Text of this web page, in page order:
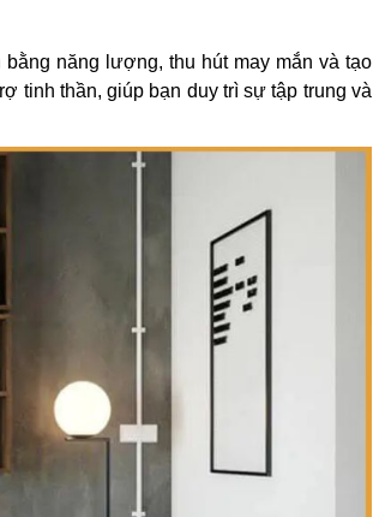
năng lượng, thu hút may mắn và tạo
tinh thần, giúp bạn duy trì sự tập trung và